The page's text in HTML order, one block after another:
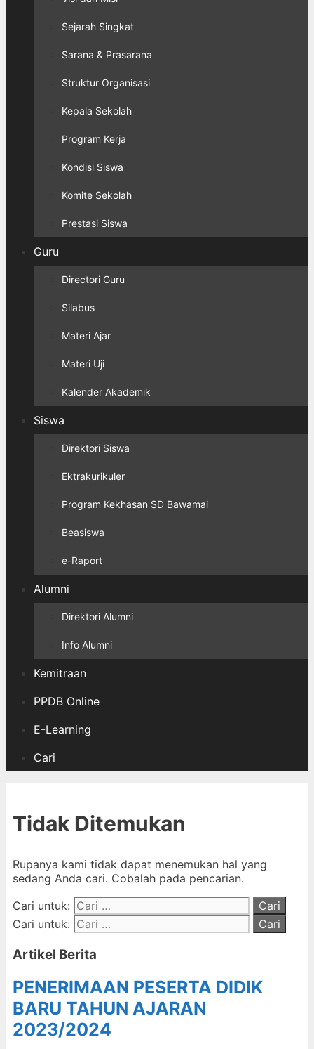
Sejarah Singkat
Sarana & Prasarana
Struktur Organisasi
Kepala Sekolah
Program Kerja
Kondisi Siswa
Komite Sekolah
Prestasi Siswa
Guru
Directori Guru
Silabus
Materi Ajar
Materi Uji
Kalender Akademik
Siswa
Direktori Siswa
Ektrakurikuler
Program Kekhasan SD Bawamai
Beasiswa
e-Raport
Alumni
Direktori Alumni
Info Alumni
Kemitraan
PPDB Online
E-Learning
Cari
Tidak Ditemukan
Rupanya kami tidak dapat menemukan hal yang
sedang Anda cari. Cobalah pada pencarian.
Cari untuk:
Cari untuk:
Artikel Berita
PENERIMAAN PESERTA DIDIK
BARU TAHUN AJARAN
2023/2024